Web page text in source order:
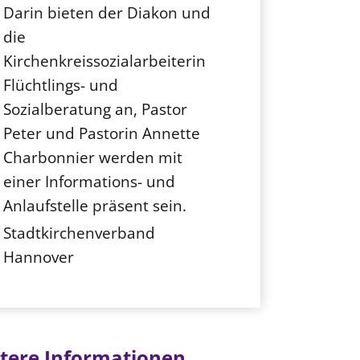
Darin bieten der Diakon und
die
Kirchenkreissozialarbeiterin
Flüchtlings- und
Sozialberatung an, Pastor
Peter und Pastorin Annette
Charbonnier werden mit
einer Informations- und
Anlaufstelle präsent sein.
Stadtkirchenverband
Hannover